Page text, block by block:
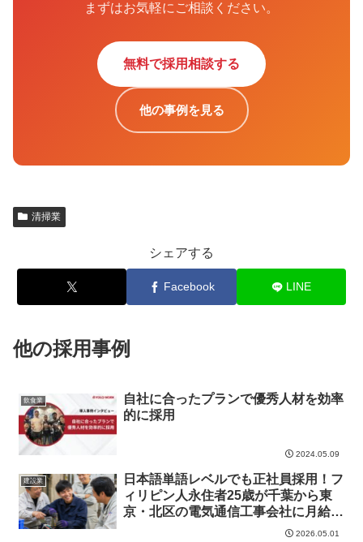
まずはお気軽にご相談ください。
無料で採用相談する
他の事例を見る
清掃業
シェアする
Facebook LINE
他の採用事例
飲食業
自社に合ったプランで優秀人材を効率
的に採用
2024.05.09
建設業
日本語単語レベルでも正社員採用！フ
ィリピン人永住者25歳が千葉から東
京・北区の電気通信工事会社に月給
2026.05.01